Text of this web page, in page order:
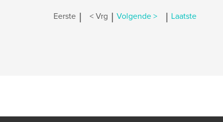
Eerste | < Vrg | Volgende > | Laatste